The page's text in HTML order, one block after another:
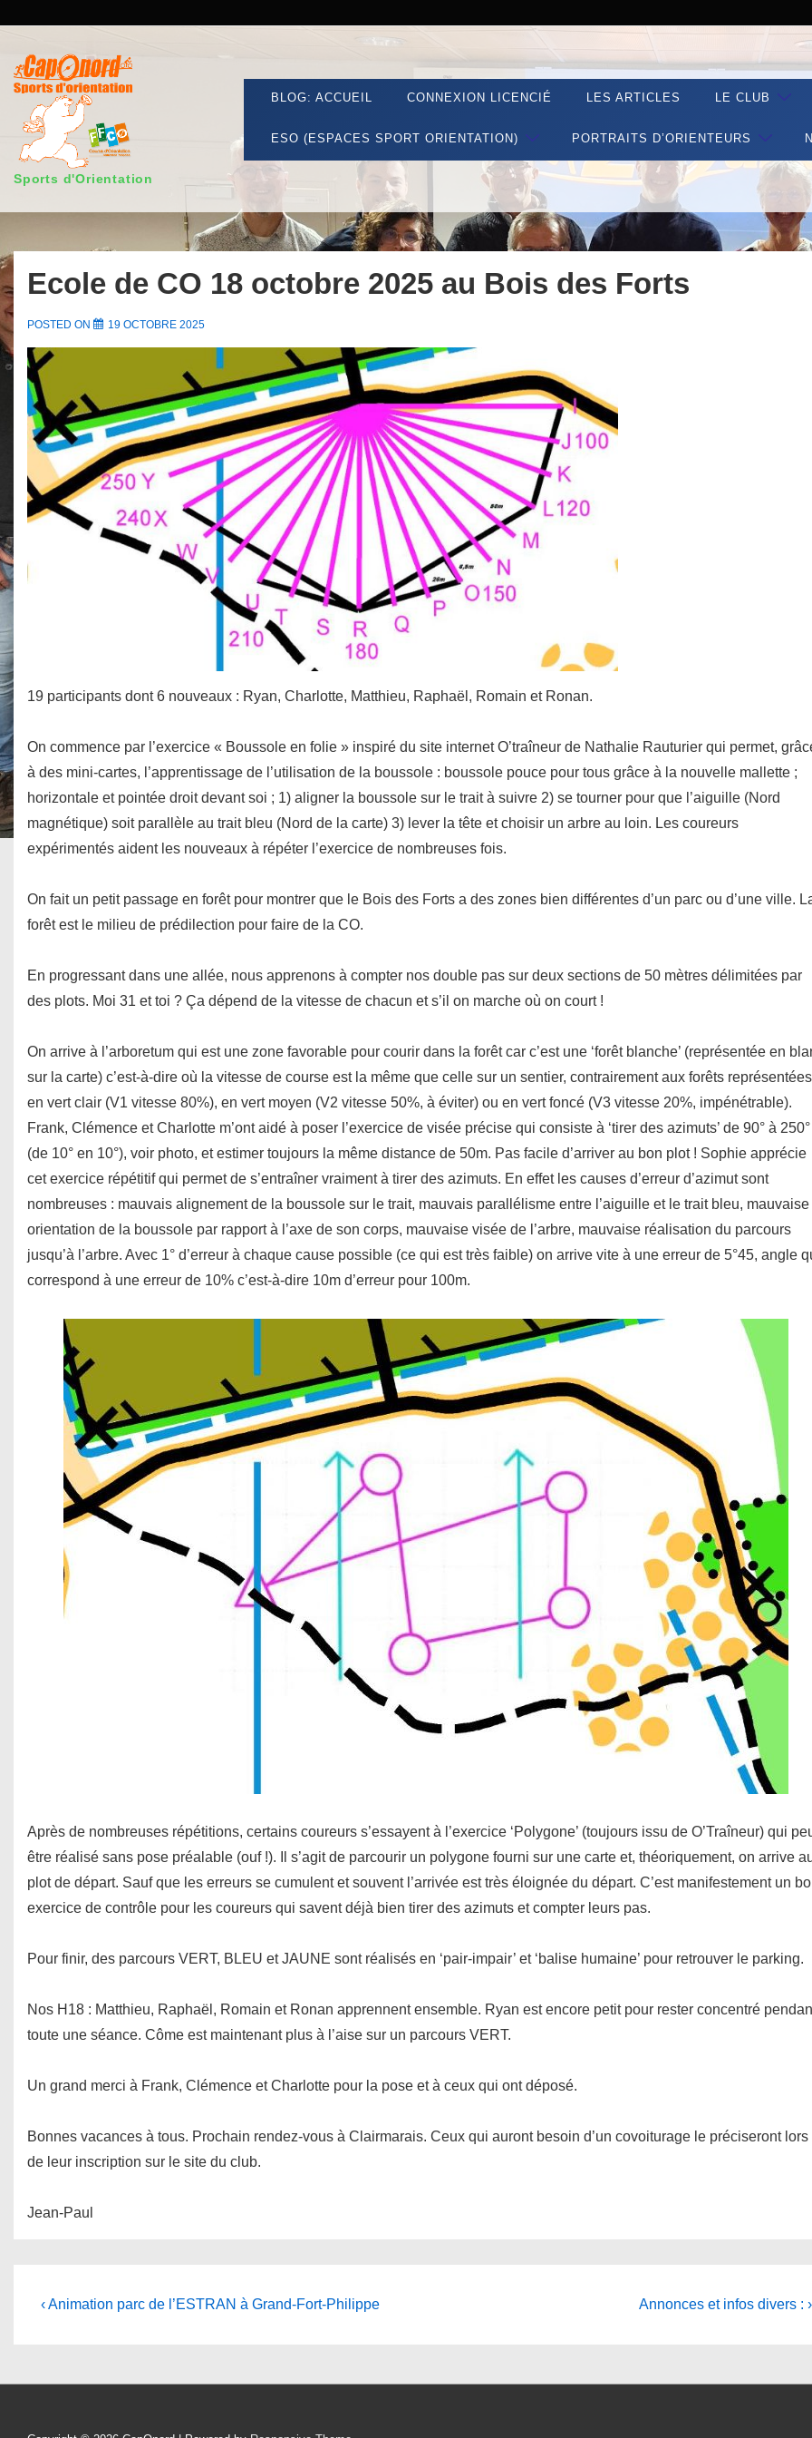
contenu
principal
Navigation
Sports d'Orientation
MainBLOG: ACCUEIL CONNEXION LICENCIÉ LES ARTICLES LE CLUB
ESO (ESPACES SPORT ORIENTATION) PORTRAITS D’ORIENTEURS
Ecole de CO 18 octobre 2025 au Bois des Forts
POSTED ON 19 OCTOBRE 2025
19 participants dont 6 nouveaux : Ryan, Charlotte, Matthieu, Raphaël, Romain et Ronan.
On commence par l’exercice « Boussole en folie » inspiré du site internet O’traîneur de Nathalie Rauturier qui permet,
à des mini-cartes, l’apprentissage de l’utilisation de la boussole : boussole pouce pour tous grâce à la nouvelle mallette ;
horizontale et pointée droit devant soi ; 1) aligner la boussole sur le trait à suivre 2) se tourner pour que l’aiguille (Nord
magnétique) soit parallèle au trait bleu (Nord de la carte) 3) lever la tête et choisir un arbre au loin. Les coureurs
expérimentés aident les nouveaux à répéter l’exercice de nombreuses fois.
On fait un petit passage en forêt pour montrer que le Bois des Forts a des zones bien différentes d’un parc ou d’une ville.
forêt est le milieu de prédilection pour faire de la CO.
En progressant dans une allée, nous apprenons à compter nos double pas sur deux sections de 50 mètres délimitées par
des plots. Moi 31 et toi ? Ça dépend de la vitesse de chacun et s’il on marche où on court !
On arrive à l’arboretum qui est une zone favorable pour courir dans la forêt car c’est une ‘forêt blanche’ (représentée en
sur la carte) c’est-à-dire où la vitesse de course est la même que celle sur un sentier, contrairement aux forêts représentées
en vert clair (V1 vitesse 80%), en vert moyen (V2 vitesse 50%, à éviter) ou en vert foncé (V3 vitesse 20%, impénétrable).
Frank, Clémence et Charlotte m’ont aidé à poser l’exercice de visée précise qui consiste à ‘tirer des azimuts’ de 90° à 250°
(de 10° en 10°), voir photo, et estimer toujours la même distance de 50m. Pas facile d’arriver au bon plot ! Sophie apprécie
cet exercice répétitif qui permet de s’entraîner vraiment à tirer des azimuts. En effet les causes d’erreur d’azimut sont
nombreuses : mauvais alignement de la boussole sur le trait, mauvais parallélisme entre l’aiguille et le trait bleu, mauvaise
orientation de la boussole par rapport à l’axe de son corps, mauvaise visée de l’arbre, mauvaise réalisation du parcours
jusqu’à l’arbre. Avec 1° d’erreur à chaque cause possible (ce qui est très faible) on arrive vite à une erreur de 5°45, angle
correspond à une erreur de 10% c’est-à-dire 10m d’erreur pour 100m.
Après de nombreuses répétitions, certains coureurs s’essayent à l’exercice ‘Polygone’ (toujours issu de O’Traîneur) qui
être réalisé sans pose préalable (ouf !). Il s’agit de parcourir un polygone fourni sur une carte et, théoriquement, on arrive
plot de départ. Sauf que les erreurs se cumulent et souvent l’arrivée est très éloignée du départ. C’est manifestement un
exercice de contrôle pour les coureurs qui savent déjà bien tirer des azimuts et compter leurs pas.
Pour finir, des parcours VERT, BLEU et JAUNE sont réalisés en ‘pair-impair’ et ‘balise humaine’ pour retrouver le parking.
Nos H18 : Matthieu, Raphaël, Romain et Ronan apprennent ensemble. Ryan est encore petit pour rester concentré
toute une séance. Côme est maintenant plus à l’aise sur un parcours VERT.
Un grand merci à Frank, Clémence et Charlotte pour la pose et à ceux qui ont déposé.
Bonnes vacances à tous. Prochain rendez-vous à Clairmarais. Ceux qui auront besoin d’un covoiturage le préciseront lors
de leur inscription sur le site du club.
Jean-Paul
Navigation
Previous
‹ Animation parc de l’ESTRAN à Grand-Fort-Philippe
Next
Annonces et infos divers : ›